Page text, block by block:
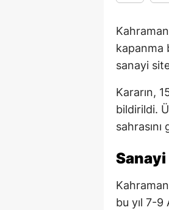
kapanma
sanayi
Kararın,
bildirildi.
bu yıl 7-